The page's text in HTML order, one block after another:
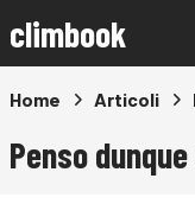
climbook
Home Articoli
Penso